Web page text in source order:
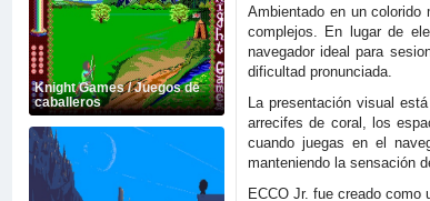
Knight Games / Juegos de
caballeros
Ambientado en un
complejos. En lugar de
navegador ideal para
dificultad pronunciada.
La presentación visual
arrecifes de coral, los
cuando juegas en el
manteniendo la sensación
ECCO Jr. fue creado como